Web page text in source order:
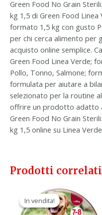
Green Food No Grain
kg 1,5 di Green Food
formato 1,5 kg con gusto
per chi cerca alimento per
acquisto online semplice.
Green Food Linea Verde;
Pollo, Tonno, Salmone;
formulata per aiutare a
selezionato per la routine
offrire un prodotto adatto
Green Food No Grain
kg 1,5 online su Linea
Prodotti correlati
In vendita!
In vendita!
Il
prezzo
originale
era:
prezzo
attuale
è: